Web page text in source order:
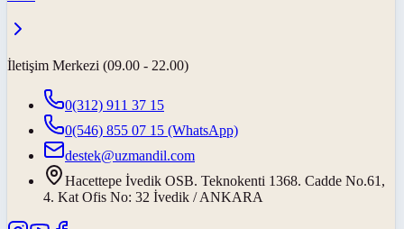
İletişim Merkezi (09.00 - 22.00)
0(312) 911 37 15
0(546) 855 07 15 (WhatsApp)
destek@uzmandil.com
Hacettepe İvedik OSB. Teknokenti 1368. Cadde No.61,
4. Kat Ofis No: 32 İvedik / ANKARA